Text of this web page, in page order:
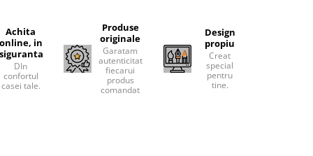
Achita
in
DIn
confortul
casei tale.
Produse
originale
Garatam
autenticitatea
fiecarui
produs
comandat
Design
propiu
Creat
special
pentru
tine.